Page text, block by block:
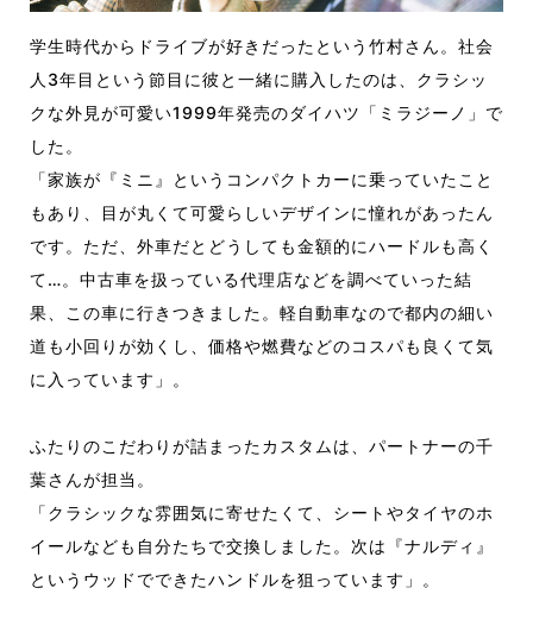
学生時代からドライブが好きだったという竹村さん。社会
人3年目という節目に彼と一緒に購入したのは、クラシッ
クな外見が可愛い1999年発売のダイハツ「ミラジーノ」で
した。
「家族が『ミニ』というコンパクトカーに乗っていたこと
もあり、目が丸くて可愛らしいデザインに憧れがあったん
です。ただ、外車だとどうしても金額的にハードルも高く
て…。中古車を扱っている代理店などを調べていった結
果、この車に行きつきました。軽自動車なので都内の細い
道も小回りが効くし、価格や燃費などのコスパも良くて気
に入っています」。
ふたりのこだわりが詰まったカスタムは、パートナーの千
葉さんが担当。
「クラシックな雰囲気に寄せたくて、シートやタイヤのホ
イールなども自分たちで交換しました。次は『ナルディ』
というウッドでできたハンドルを狙っています」。